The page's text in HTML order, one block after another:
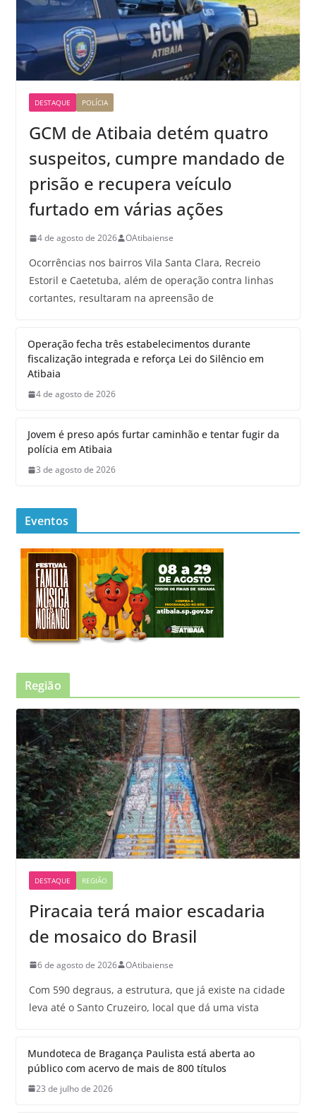
DESTAQUE POLÍCIA
GCM de Atibaia detém quatro
suspeitos, cumpre mandado de
prisão e recupera veículo
furtado em várias ações
4 de agosto de 2026 OAtibaiense
Ocorrências nos bairros Vila Santa Clara, Recreio
Estoril e Caetetuba, além de operação contra linhas
cortantes, resultaram na apreensão de
Operação fecha três estabelecimentos durante
fiscalização integrada e reforça Lei do Silêncio em
Atibaia
4 de agosto de 2026
Jovem é preso após furtar caminhão e tentar fugir da
polícia em Atibaia
3 de agosto de 2026
Eventos
Região
DESTAQUE REGIÃO
Piracaia terá maior escadaria
de mosaico do Brasil
6 de agosto de 2026 OAtibaiense
Com 590 degraus, a estrutura, que já existe na cidade
leva até o Santo Cruzeiro, local que dá uma vista
Mundoteca de Bragança Paulista está aberta ao
público com acervo de mais de 800 títulos
23 de julho de 2026